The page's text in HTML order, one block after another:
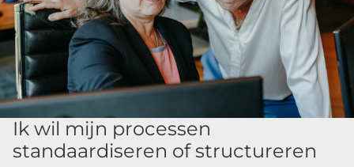
Ik wil mijn processen
standaardiseren of structureren